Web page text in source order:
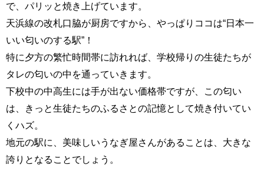
で、パリッと焼き上げています。
天浜線の改札口脇が厨房ですから、やっぱりココは“日本一
いい匂いのする駅”！
特に夕方の繁忙時間帯に訪れれば、学校帰りの生徒たちが
タレの匂いの中を通っていきます。
下校中の中高生には手が出ない価格帯ですが、この匂い
は、きっと生徒たちのふるさとの記憶として焼き付いてい
くハズ。
地元の駅に、美味しいうなぎ屋さんがあることは、大きな
誇りとなることでしょう。